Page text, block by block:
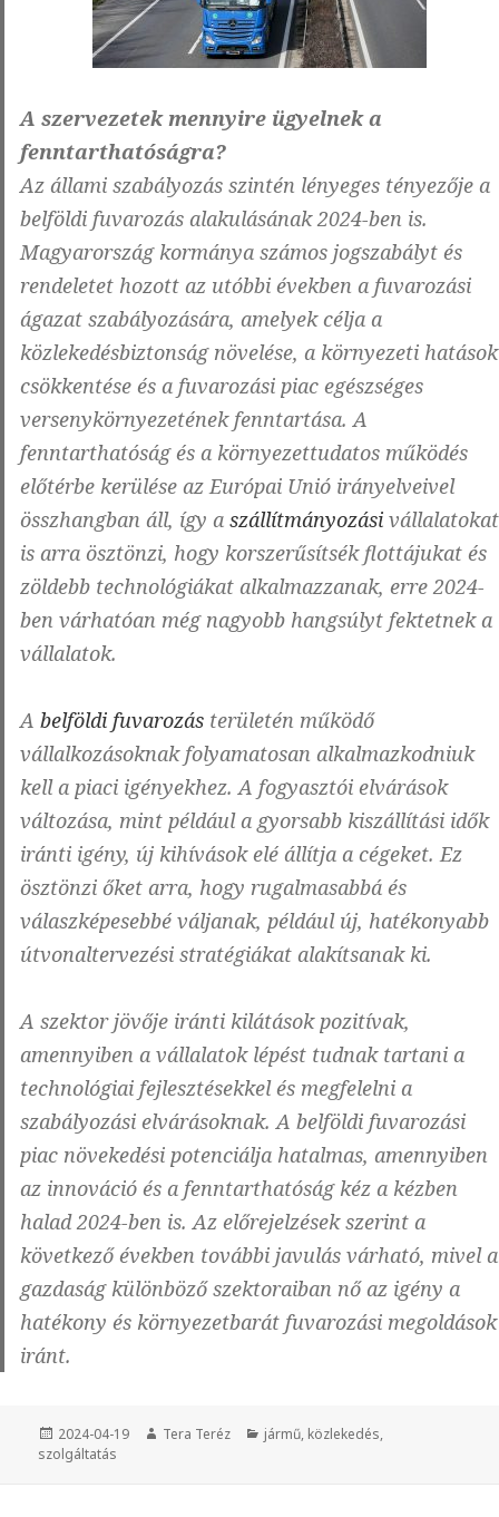
A szervezetek mennyire ügyelnek a
fenntarthatóságra?
Az állami szabályozás szintén lényeges tényezője a
belföldi fuvarozás alakulásának 2024-ben is.
Magyarország kormánya számos jogszabályt és
rendeletet hozott az utóbbi években a fuvarozási
ágazat szabályozására, amelyek célja a
közlekedésbiztonság növelése, a környezeti hatások
csökkentése és a fuvarozási piac egészséges
versenykörnyezetének fenntartása. A
fenntarthatóság és a környezettudatos működés
előtérbe kerülése az Európai Unió irányelveivel
összhangban áll, így a szállítmányozási vállalatokat
is arra ösztönzi, hogy korszerűsítsék flottájukat és
zöldebb technológiákat alkalmazzanak, erre 2024-
ben várhatóan még nagyobb hangsúlyt fektetnek a
vállalatok.
A belföldi fuvarozás területén működő
vállalkozásoknak folyamatosan alkalmazkodniuk
kell a piaci igényekhez. A fogyasztói elvárások
változása, mint például a gyorsabb kiszállítási idők
iránti igény, új kihívások elé állítja a cégeket. Ez
ösztönzi őket arra, hogy rugalmasabbá és
válaszképesebbé váljanak, például új, hatékonyabb
útvonaltervezési stratégiákat alakítsanak ki.
A szektor jövője iránti kilátások pozitívak,
amennyiben a vállalatok lépést tudnak tartani a
technológiai fejlesztésekkel és megfelelni a
szabályozási elvárásoknak. A belföldi fuvarozási
piac növekedési potenciálja hatalmas, amennyiben
az innováció és a fenntarthatóság kéz a kézben
halad 2024-ben is. Az előrejelzések szerint a
következő években további javulás várható, mivel a
gazdaság különböző szektoraiban nő az igény a
hatékony és környezetbarát fuvarozási megoldások
iránt.
Közzétéve
2024-04-19 Szerző
Tera Teréz Kategória
jármű, közlekedés,
szolgáltatás